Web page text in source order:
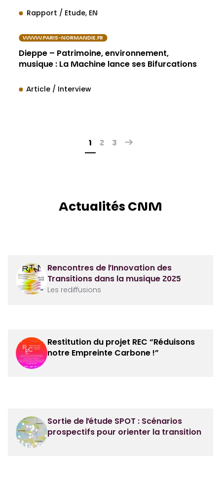
Rapport / Etude EN
WWW.PARIS-NORMANDIE.FR
Dieppe – Patrimoine, environnement,
musique : La Machine lance ses Bifurcations
Article / Interview
1 2 3
Actualités CNM
Rencontres de l’Innovation des
Transitions dans la musique 2025
Les rediffusions
Restitution du projet REC “Réduisons
notre Empreinte Carbone !”
Sortie de l’étude SPOT : Scénarios
prospectifs pour orienter la transition